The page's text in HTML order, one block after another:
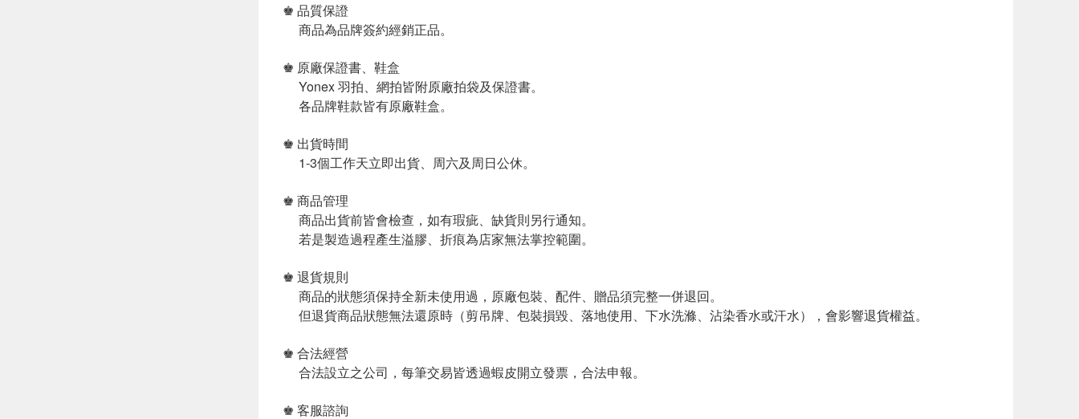
♚ 品質保證
商品為品牌簽約經銷正品。
♚ 原廠保證書、鞋盒
Yonex 羽拍、網拍皆附原廠拍袋及保證書。
各品牌鞋款皆有原廠鞋盒。
♚ 出貨時間
1-3個工作天立即出貨、周六及周日公休。
♚ 商品管理
商品出貨前皆會檢查，如有瑕疵、缺貨則另行通知。
若是製造過程產生溢膠、折痕為店家無法掌控範圍。
♚ 退貨規則
商品的狀態須保持全新未使用過，原廠包裝、配件、贈品須完整一併退回。
但退貨商品狀態無法還原時（剪吊牌、包裝損毀、落地使用、下水洗滌、沾染香水或汗水），會影響退貨權益。
♚ 合法經營
合法設立之公司，每筆交易皆透過蝦皮開立發票，合法申報。
♚ 客服諮詢